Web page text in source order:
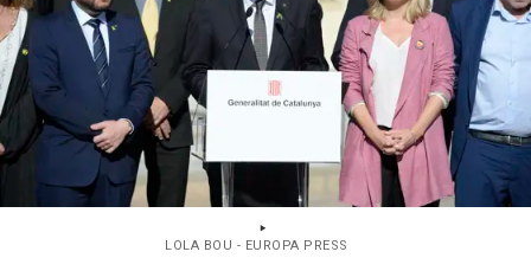
LOLA BOU - EUROPA PRESS